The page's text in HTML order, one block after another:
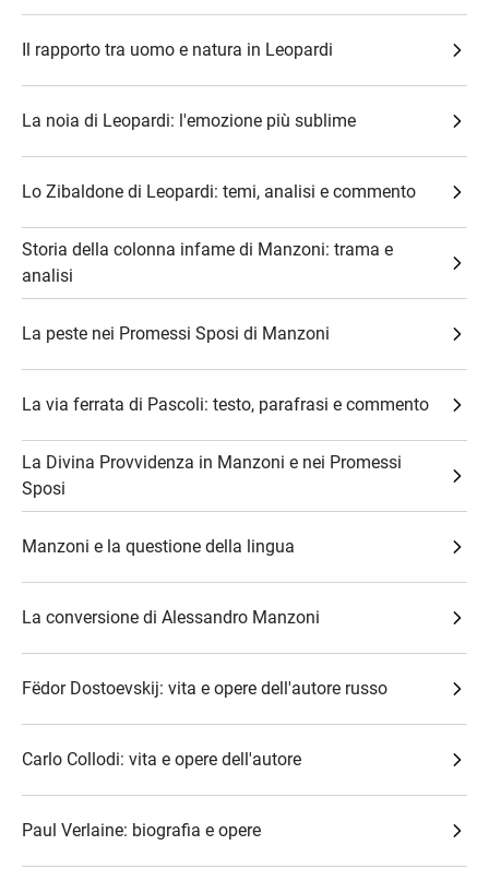
Il rapporto tra uomo e natura in Leopardi
La noia di Leopardi: l'emozione più sublime
Lo Zibaldone di Leopardi: temi, analisi e commento
Storia della colonna infame di Manzoni: trama e
analisi
La peste nei Promessi Sposi di Manzoni
La via ferrata di Pascoli: testo, parafrasi e commento
La Divina Provvidenza in Manzoni e nei Promessi
Sposi
Manzoni e la questione della lingua
La conversione di Alessandro Manzoni
Fëdor Dostoevskij: vita e opere dell'autore russo
Carlo Collodi: vita e opere dell'autore
Paul Verlaine: biografia e opere